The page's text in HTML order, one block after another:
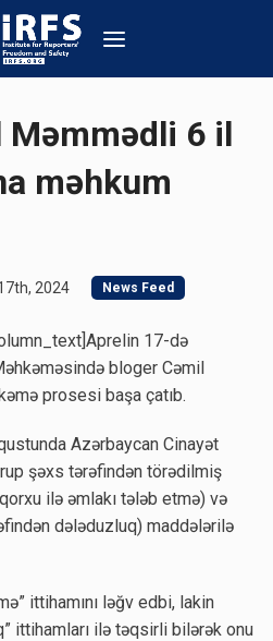
Məmmədli 6 il
məhkum
2024 News Feed
17-də
bloger Cəmil
prosesi başa çatıb.
Azərbaycan Cinayət
şəxs tərəfindən törədilmiş
ilə əmlakı tələb etmə) və
dələduzluq) maddələrilə
ittihamını ləğv edbi, lakin
ittihamları ilə təqsirli bilərək onu